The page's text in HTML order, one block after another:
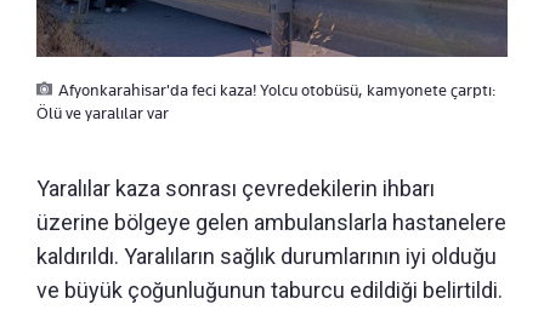
Afyonkarahisar'da feci kaza! Yolcu otobüsü, kamyonete çarptı:
Ölü ve yaralılar var
Yaralılar kaza sonrası çevredekilerin ihbarı
üzerine bölgeye gelen ambulanslarla hastanelere
kaldırıldı. Yaralıların sağlık durumlarının iyi olduğu
ve büyük çoğunluğunun taburcu edildiği belirtildi.